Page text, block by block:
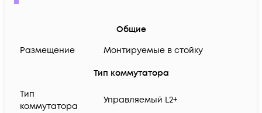
Общие
Размещение
Монтируемые в стойку
Тип коммутатора
Тип
коммутатора
Управляемый L2+